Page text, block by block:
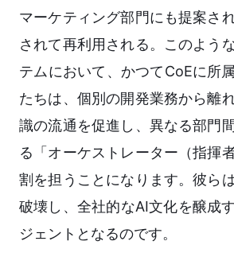
マーケティング部門にも提案さ
されて再利用される。このよう
テムにおいて、かつてCoEに所
たちは、個別の開発業務から離
識の流通を促進し、異なる部門
る「オーケストレーター（指揮
割を担うことになります。彼ら
破壊し、全社的なAI文化を醸成
ジェントとなるのです。